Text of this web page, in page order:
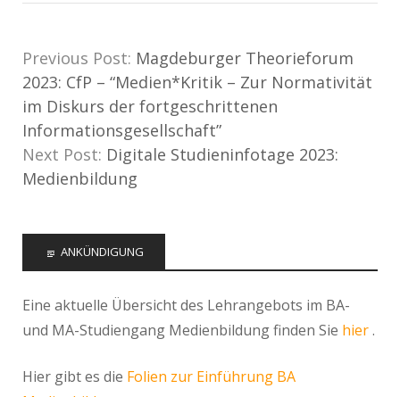
Previous Post: Magdeburger Theorieforum
2023: CfP – “Medien*Kritik – Zur Normativität
im Diskurs der fortgeschrittenen
Informationsgesellschaft”
Next Post: Digitale Studieninfotage 2023:
Medienbildung
ANKÜNDIGUNG
Eine aktuelle Übersicht des Lehrangebots im BA-
und MA-Studiengang Medienbildung finden Sie hier.
Hier gibt es die Folien zur Einführung BA